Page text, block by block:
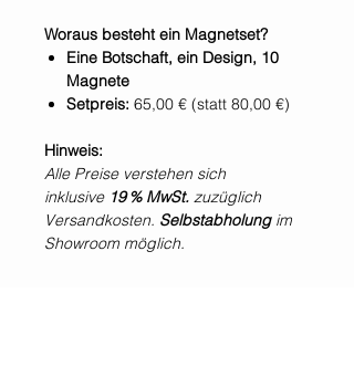
Woraus besteht ein Magnetset?
Eine Botschaft, ein Design, 10
Magnete
Setpreis: 65,00 € (statt 80,00 €)
Hinweis:
Alle Preise verstehen sich
inklusive 19 % MwSt. zuzüglich
Versandkosten. Selbstabholungim
Showroom möglich.